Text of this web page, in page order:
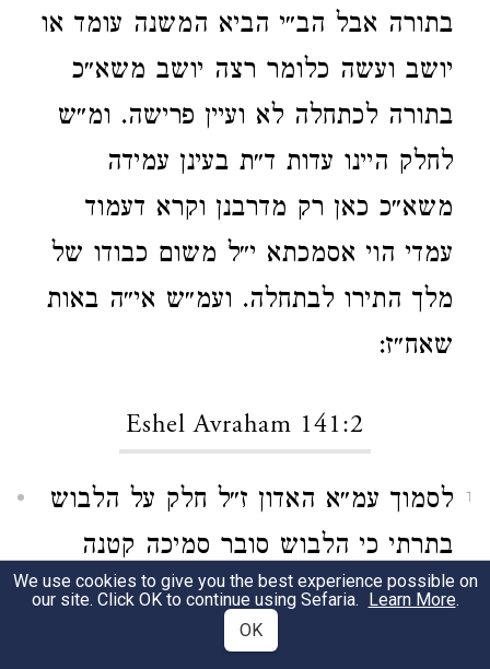
בתורה אבל הב״י הביא המשנה עומד או
יושב ועשה כלומר רצה יושב משא״כ
בתורה לכתחלה לא ועיין פרישה. ומ״ש
לחלק היינו עדות ד״ת בעינן עמידה
משא״כ כאן רק מדרבנן וקרא דעמוד
עמדי הוי אסמכתא י״ל משום כבודו של
מלך התירו לבתחלה. ועמ״ש אי״ה באות
שאח״ז:
Eshel Avraham 141:2
1
לסמוך עמ״א האדון ז״ל חלק על הלבוש
בתרתי כי הלבוש סובר סמיכה קטנה
(שאם יבטל לא יפול) מותר לגמרי
וסמיכה שאם ינטל יפול אפ״ה בעל בשר
We use cookies to give you the best experience possible on
our site. Click OK to continue using Sefaria. Learn More.
OK